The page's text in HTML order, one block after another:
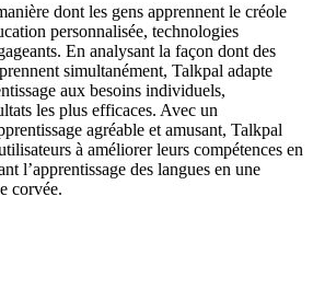
dont les gens apprennent le créole
personnalisée, technologies
En analysant la façon dont des
simultanément, Talkpal adapte
aux besoins individuels,
les plus efficaces. Avec un
agréable et amusant, Talkpal
à améliorer leurs compétences en
l’apprentissage des langues en une
corvée.